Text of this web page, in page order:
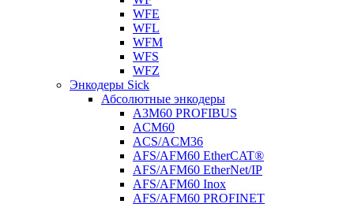
WFE
WFL
WFM
WFS
WFZ
Энкодеры Sick
Абсолютные энкодеры
A3M60 PROFIBUS
ACM60
ACS/ACM36
AFS/AFM60 EtherCAT®
AFS/AFM60 EtherNet/IP
AFS/AFM60 Inox
AFS/AFM60 PROFINET